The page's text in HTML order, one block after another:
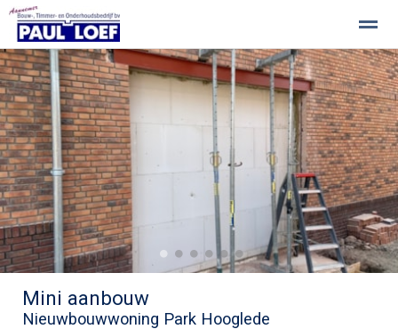
Paul Loef BV - Welkom Aanbouw
Home Pagina's Nieuws Zoeken
● ● ● ● ● ●
Mini aanbouw
Nieuwbouwwoning Park Hooglede